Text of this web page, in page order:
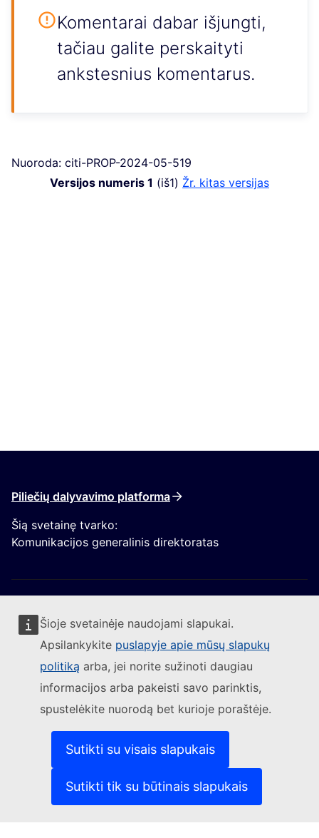
Šioje svetainėje naudojami slapukai.
Apsilankykite puslapyje apie mūsų slapukų
politiką arba, jei norite sužinoti daugiau
informacijos arba pakeisti savo parinktis,
spustelėkite nuorodą bet kurioje poraštėje.
Sutikti su visais slapukais
Sutikti tik su būtinais slapukais
Komentarai dabar išjungti,
tačiau galite perskaityti
ankstesnius komentarus.
Nuoroda: citi-PROP-2024-05-519
Versijos numeris 1 (iš1) žr. kitas versijas
Piliečių dalyvavimo platforma
Šią svetainę tvarko:
Komunikacijos generalinis direktoratas
Sekite Europos Komisijos naujienas
Susisiekite su mumis(Išorės nuoroda)
Pranešti apie IT pažeidžiamumą(Išorės nuoroda)
Kalbos mūsų interneto svetainėse(Išorės nuoroda)
(Išorės nuoroda)
Privatumo politika
Teisinis pranešimas(Išorės nuoroda)